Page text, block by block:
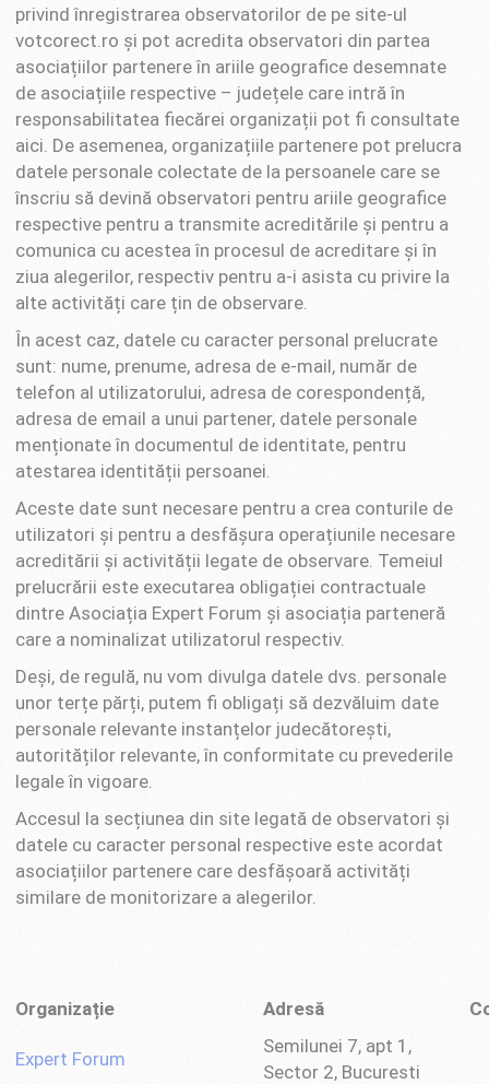
privind înregistrarea observatorilor de pe site-ul
votcorect.ro și pot acredita observatori din partea
asociațiilor partenere în ariile geografice desemnate
de asociațiile respective – județele care intră în
responsabilitatea fiecărei organizații pot fi consultate
aici. De asemenea, organizațiile partenere pot prelucra
datele personale colectate de la persoanele care se
înscriu să devină observatori pentru ariile geografice
respective pentru a transmite acreditările și pentru a
comunica cu acestea în procesul de acreditare și în
ziua alegerilor, respectiv pentru a-i asista cu privire la
alte activități care țin de observare.
În acest caz, datele cu caracter personal prelucrate
sunt: nume, prenume, adresa de e-mail, număr de
telefon al utilizatorului, adresa de corespondență,
adresa de email a unui partener, datele personale
menționate în documentul de identitate, pentru
atestarea identității persoanei.
Aceste date sunt necesare pentru a crea conturile de
utilizatori și pentru a desfășura operațiunile necesare
acreditării și activității legate de observare. Temeiul
prelucrării este executarea obligației contractuale
dintre Asociația Expert Forum și asociația parteneră
care a nominalizat utilizatorul respectiv.
Deși, de regulă, nu vom divulga datele dvs. personale
unor terțe părți, putem fi obligați să dezvăluim date
personale relevante instanțelor judecătorești,
autorităților relevante, în conformitate cu prevederile
legale în vigoare.
Accesul la secțiunea din site legată de observatori și
datele cu caracter personal respective este acordat
asociațiilor partenere care desfășoară activități
similare de monitorizare a alegerilor.
Organizație Adresă
Expert Forum
Semilunei 7, apt 1,
Sector 2, Bucuresti